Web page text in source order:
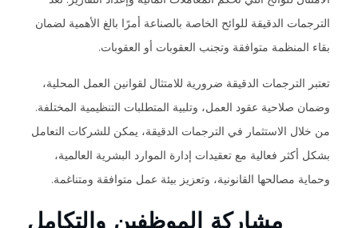
الترجمات الدقيقة للوائح الخاصة بالصناعة أمرًا بالغ الأهمية لضمان
بقاء المنظمة متوافقة وتجنب العقوبات أو العقوبات.
تعتبر الترجمات الدقيقة ضرورية للامتثال لقوانين العمل المحلية،
وضمان صلاحية عقود العمل، وتلبية المتطلبات التنظيمية المختلفة.
من خلال الاستثمار في الترجمات الدقيقة، يمكن للشركات التعامل
بشكل أكثر فعالية مع تعقيدات إدارة الموارد البشرية العالمية،
وحماية مصالحها القانونية، وتعزيز بيئة عمل متوافقة ومتناغمة.
مشاركة الموظفين والتكامل